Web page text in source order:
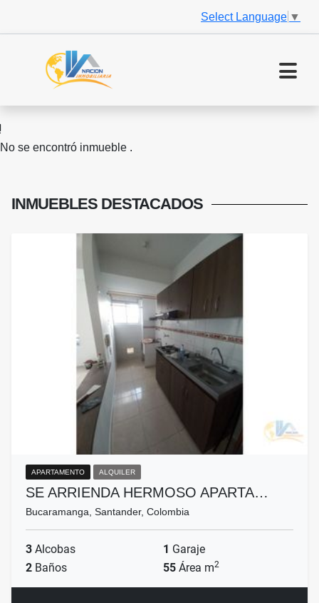
Select Language ▼
No se encontró inmueble .
INMUEBLES DESTACADOS
APARTAMENTO ALQUILER
SE ARRIENDA HERMOSO APARTA…
Bucaramanga, Santander, Colombia
3 Alcobas 1 Garaje
2 Baños 55 Área m2